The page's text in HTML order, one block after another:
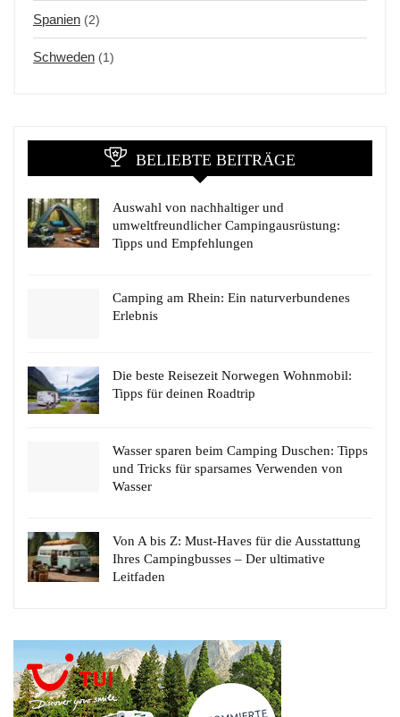
Spanien (2)
Schweden (1)
BELIEBTE BEITRÄGE
Auswahl von nachhaltiger und
umweltfreundlicher Campingausrüstung:
Tipps und Empfehlungen
Camping am Rhein: Ein naturverbundenes
Erlebnis
Die beste Reisezeit Norwegen Wohnmobil:
Tipps für deinen Roadtrip
Wasser sparen beim Camping Duschen: Tipps
und Tricks für sparsames Verwenden von
Wasser
Von A bis Z: Must-Haves für die Ausstattung
Ihres Campingbusses – Der ultimative
Leitfaden